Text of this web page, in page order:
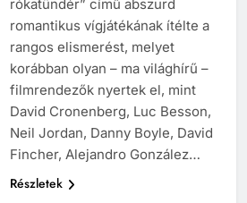
rókatündér” című abszurd
romantikus vígjátékának ítélte a
rangos elismerést, melyet
korábban olyan – ma világhírű –
filmrendezők nyertek el, mint
David Cronenberg, Luc Besson,
Neil Jordan, Danny Boyle, David
Fincher, Alejandro González…
Részletek